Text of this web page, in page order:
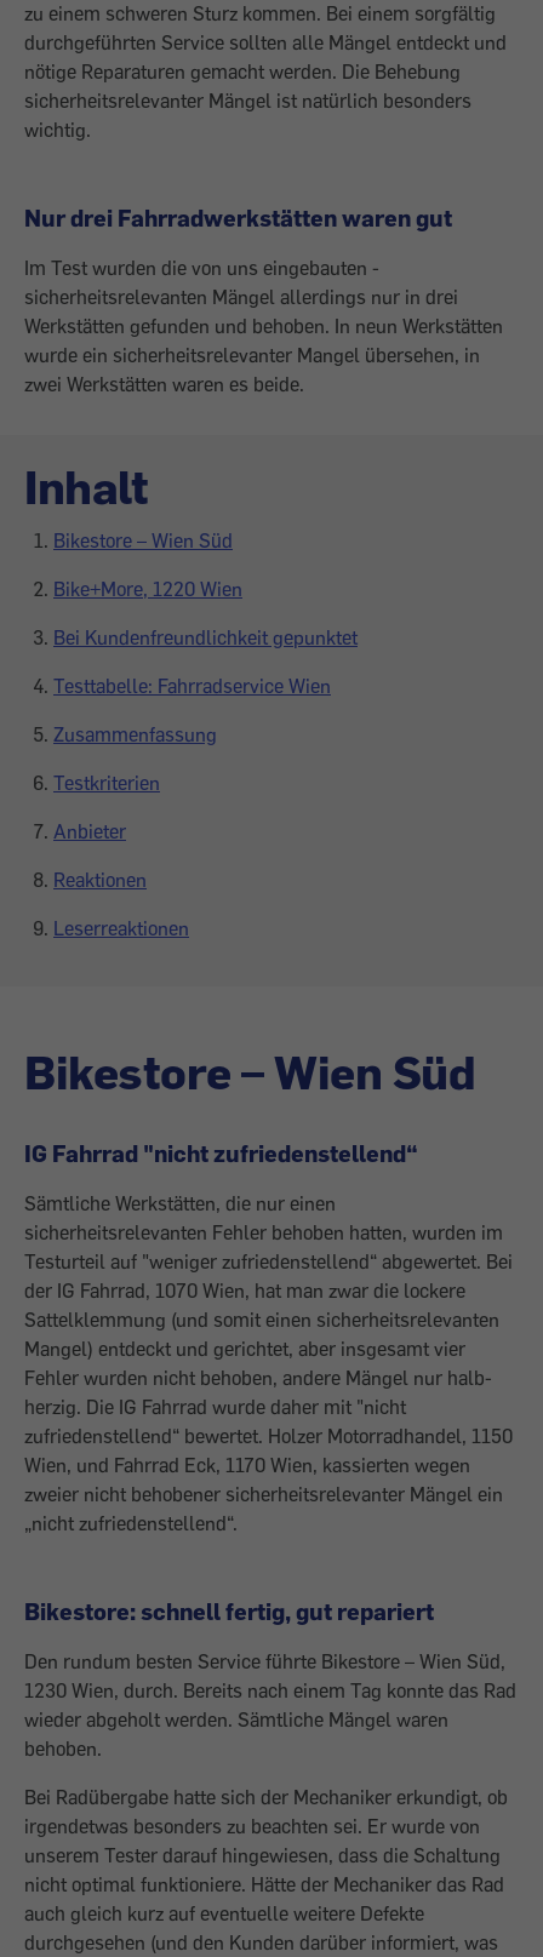
zu einem schweren Sturz kommen. Bei ­einem sorg­fältig
durchgeführten Service sollten alle Mängel entdeckt und
nötige ­Reparaturen gemacht werden. Die Behebung
sicherheitsrelevanter Mängel ist natürlich besonders
wichtig.
Nur drei Fahrradwerkstätten waren gut
Im Test wurden die von uns eingebauten ­
sicherheitsrelevanten Mängel allerdings nur in drei
Werkstätten gefunden und behoben. In neun Werkstätten
wurde ein sicherheitsrelevanter Mangel übersehen, in
zwei Werkstätten waren es beide.
Inhalt
Bikestore – Wien Süd
Bike+More, 1220 Wien
Bei Kundenfreundlichkeit gepunktet
Testtabelle: Fahrradservice Wien
Zusammenfassung
Testkriterien
Anbieter
Reaktionen
Leserreaktionen
Bikestore – Wien Süd
IG Fahrrad "nicht zufriedenstellend“
Sämtliche Werkstätten, die nur einen
sicherheitsrelevanten ­Fehler behoben hatten, wurden im
Testurteil auf "weniger zufriedenstellend“ abgewertet. Bei
der IG Fahrrad, 1070 Wien, hat man zwar die lockere
Sattelklemmung (und somit einen sicherheitsrelevanten
Mangel) entdeckt und gerichtet, aber insgesamt vier
Fehler wurden nicht behoben, andere Mängel nur halb­
herzig. Die IG Fahrrad wurde daher mit "nicht
zufriedenstellend“ bewertet. Holzer Motorradhandel, 1150
Wien, und Fahrrad Eck, 1170 Wien, kassierten wegen
zweier nicht behobener sicherheitsrelevanter Mängel ein
„nicht zufriedenstellend“.
Bikestore: schnell fertig, gut repariert
Den rundum besten Service führte Bikestore – Wien Süd,
1230 Wien, durch. Bereits nach einem Tag konnte das Rad
wieder abgeholt werden. Sämtliche Mängel waren
behoben.
Bei Radübergabe hatte sich der Mechaniker erkundigt, ob
irgendetwas besonders zu ­beachten sei. Er wurde von
unserem Tester darauf hingewiesen, dass die Schaltung
nicht optimal funktioniere. Hätte der Mechaniker das Rad
auch gleich kurz auf eventuelle weitere Defekte
durchgesehen (und den Kunden darüber informiert, was